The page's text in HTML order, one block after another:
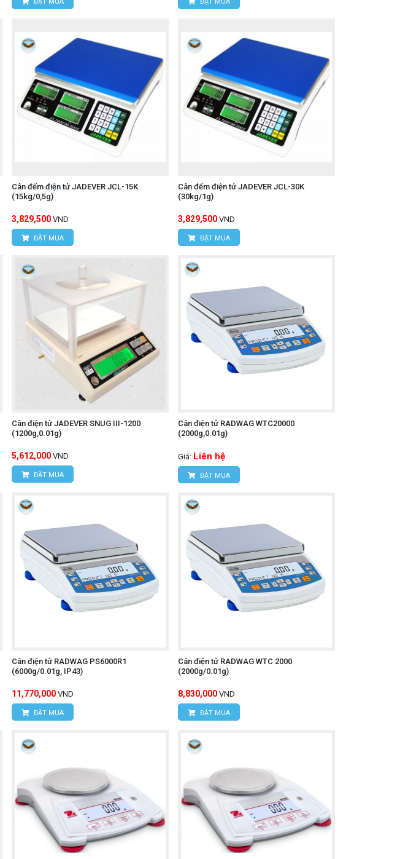
Cân đếm điện tử JADEVER JCL-15K
(15kg/0,5g)
3,829,500 VND
ĐẶT MUA
Cân đếm điện tử JADEVER JCL-30K
(30kg/1g)
3,829,500 VND
ĐẶT MUA
Cân điện tử JADEVER SNUG III-1200
(1200g,0.01g)
5,612,000 VND
ĐẶT MUA
Cân điện tử RADWAG WTC20000
(2000g,0.01g)
Giá: Liên hệ
ĐẶT MUA
Cân điện tử RADWAG PS6000R1
(6000g/0.01g, IP43)
11,770,000 VND
ĐẶT MUA
Cân điện tử RADWAG WTC 2000
(2000g/0.01g)
8,830,000 VND
ĐẶT MUA